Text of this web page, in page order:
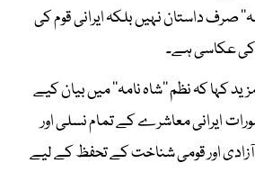
صرف داستان نہیں بلکہ ایرانی قوم کی
کی عکاسی ہے۔
کہا کہ نظم ’’شاہ نامہ‘‘ میں بیان کیے
ایرانی معاشرے کے تمام نسلی اور
اور قومی شناخت کے تحفظ کے لیے